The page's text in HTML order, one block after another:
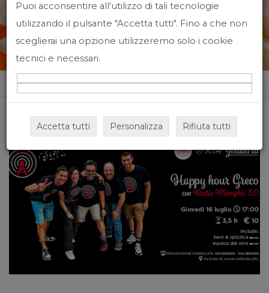
News&Events
Home News&events
Puoi acconsentire all'utilizzo di tali tecnologie
utilizzando il pulsante "Accetta tutti". Fino a che non
sceglierai una opzione utilizzeremo solo i cookie
tecnici e necessari.
Accetta tutti Personalizza Rifiuta tutti